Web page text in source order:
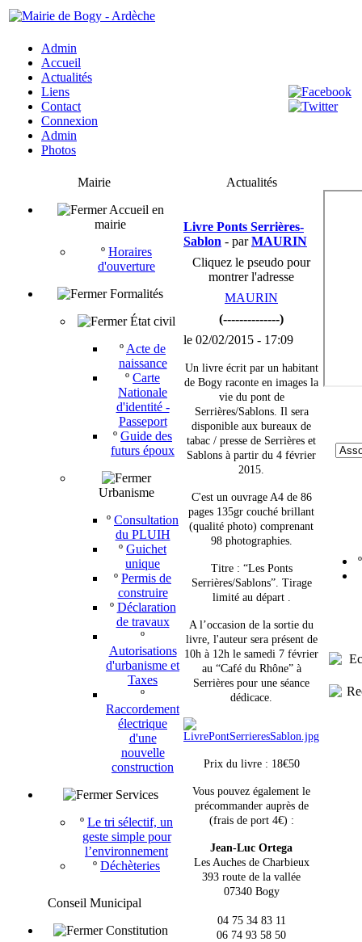
Admin
Accueil
Actualités
Liens
Contact
Connexion
Admin
Photos
Mairie
Accueil en
mairie
º Horaires
d'ouverture
Formalités
État civil
º Acte de
naissance
º Carte
Nationale
d'identité -
Passeport
º Guide des
futurs époux
Urbanisme
º Consultation
du PLUIH
º Guichet
unique
º Permis de
construire
º Déclaration
de travaux
º
Autorisations
d'urbanisme et
Taxes
º
Raccordement
électrique
d'une
nouvelle
construction
Services
º Le tri sélectif, un
geste simple pour
l’environnement
º Déchèteries
Conseil Municipal
Constitution
Actualités
Livre Ponts Serrières-
Sablon - parMAURIN
Cliquez le pseudo pour
montrer l'adresse
MAURIN
(--------------)
le 02/02/2015 - 17:09
Un livre écrit par un habitant
de Bogy raconte en images la
vie du pont de
Serrières/Sablons. Il sera
disponible aux bureaux de
tabac / presse de Serrières et
Sablons à partir du 4 février
2015.
C'est un ouvrage A4 de 86
pages 135gr couché brillant
(qualité photo) comprenant
98 photographies.
Titre : “Les Ponts
Serrières/Sablons”. Tirage
limité au départ .
A l’occasion de la sortie du
livre, l'auteur sera présent de
10h à 12h le samedi 7 février
au “Café du Rhône” à
Serrières pour une séance
dédicace.
Prix du livre : 18€50
Vous pouvez également le
précommander auprès de
(frais de port 4€) :
Jean-Luc Ortega
Les Auches de Charbieux
393 route de la vallée
07340 Bogy
04 75 34 83 11
06 74 93 58 50